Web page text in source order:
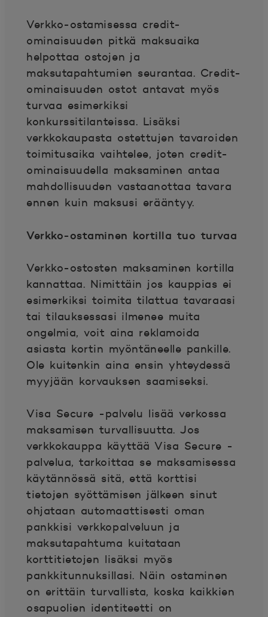
Verkko-ostamisessa credit-
ominaisuuden pitkä maksuaika
helpottaa ostojen ja
maksutapahtumien seurantaa. Credit-
ominaisuuden ostot antavat myös
turvaa esimerkiksi
konkurssitilanteissa. Lisäksi
verkkokaupasta ostettujen tavaroiden
toimitusaika vaihtelee, joten credit-
ominaisuudella maksaminen antaa
mahdollisuuden vastaanottaa tavara
ennen kuin maksusi erääntyy.
Verkko-ostaminen kortilla tuo turvaa
Verkko-ostosten maksaminen kortilla
kannattaa. Nimittäin jos kauppias ei
esimerkiksi toimita tilattua tavaraasi
tai tilauksessasi ilmenee muita
ongelmia, voit aina reklamoida
asiasta kortin myöntäneelle pankille.
Ole kuitenkin aina ensin yhteydessä
myyjään korvauksen saamiseksi.
Visa Secure -palvelu lisää verkossa
maksamisen turvallisuutta. Jos
verkkokauppa käyttää Visa Secure -
palvelua, tarkoittaa se maksamisessa
käytännössä sitä, että korttisi
tietojen syöttämisen jälkeen sinut
ohjataan automaattisesti oman
pankkisi verkkopalveluun ja
maksutapahtuma kuitataan
korttitietojen lisäksi myös
pankkitunnuksillasi. Näin ostaminen
on erittäin turvallista, koska kaikkien
osapuolien identiteetti on